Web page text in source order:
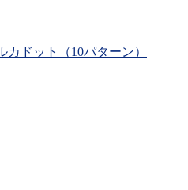
ドット（10パターン）